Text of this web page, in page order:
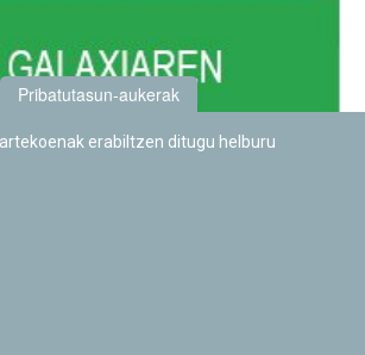
Pribatutasun-aukerak
erabiltzen ditugu helburu